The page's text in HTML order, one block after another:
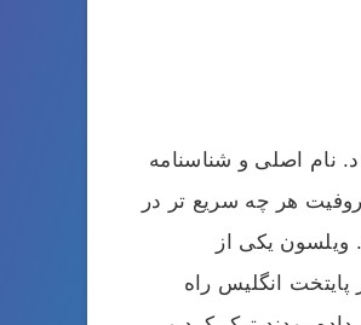
نام اصلی و شناسنامه
ها برای معروفیت هر چه سریع تر در
ویلسون یکی از
پایتخت انگلیس راه